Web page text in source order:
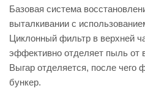
Базовая система
выталкивании с
Циклонный фильтр в верхней
эффективно отделяет пыль от
Выгар отделяется, после чего
бункер.